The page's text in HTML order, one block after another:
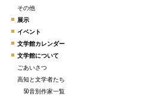
その他
展示
イベント
文学館カレンダー
文学館について
ごあいさつ
高知と文学者たち
50音別作家一覧